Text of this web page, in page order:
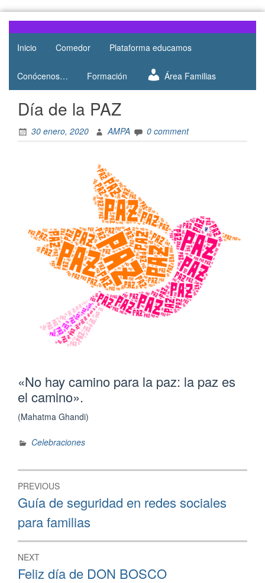
contentAMPA
Salesianos
Atocha
AMPA del
Colegio
de Atocha
Inicio Comedor Plataforma educamos
Conócenos… Formación Área Familias
Día de la PAZ
30 enero, 2020 AMPA 0 comment
«No hay camino para la paz: la paz es
el camino».
(Mahatma Ghandi)
Celebraciones
Navegación
de
entradas
PREVIOUS
Previous
post:
Guía de seguridad en redes sociales
para familias
NEXT
Next
Feliz día de DON BOSCO